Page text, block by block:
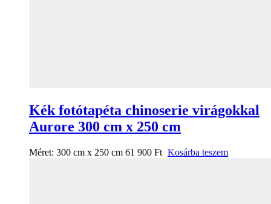
Kék fotótapéta chinoserie virágokkal
Aurore 300 cm x 250 cm
Méret: 300 cm x 250 cm 61 900 Ft Kosárba teszem